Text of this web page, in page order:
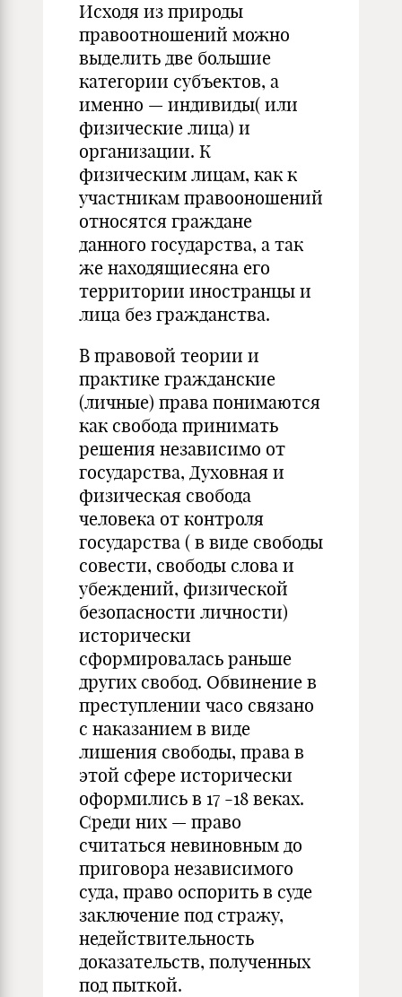
Исходя из природы
правоотношений можно
выделить две большие
категории субъектов, а
именно — индивиды( или
физические лица) и
организации. К
физическим лицам, как к
участникам правооношений
относятся граждане
данного государства, а так
же находящиесяна его
территории иностранцы и
лица без гражданства.
В правовой теории и
практике гражданские
(личные) права понимаются
как свобода принимать
решения независимо от
государства, Духовная и
физическая свобода
человека от контроля
государства ( в виде свободы
совести, свободы слова и
убеждений, физической
безопасности личности)
исторически
сформировалась раньше
других свобод. Обвинение в
преступлении часо связано
с наказанием в виде
лишения свободы, права в
этой сфере исторически
оформились в 17 -18 веках.
Среди них — право
считаться невиновным до
приговора независимого
суда, право оспорить в суде
заключение под стражу,
недействительность
доказательств, полученных
под пыткой.